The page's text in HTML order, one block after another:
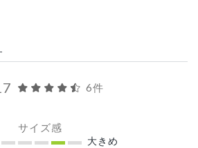
6件
サイズ感
大きめ